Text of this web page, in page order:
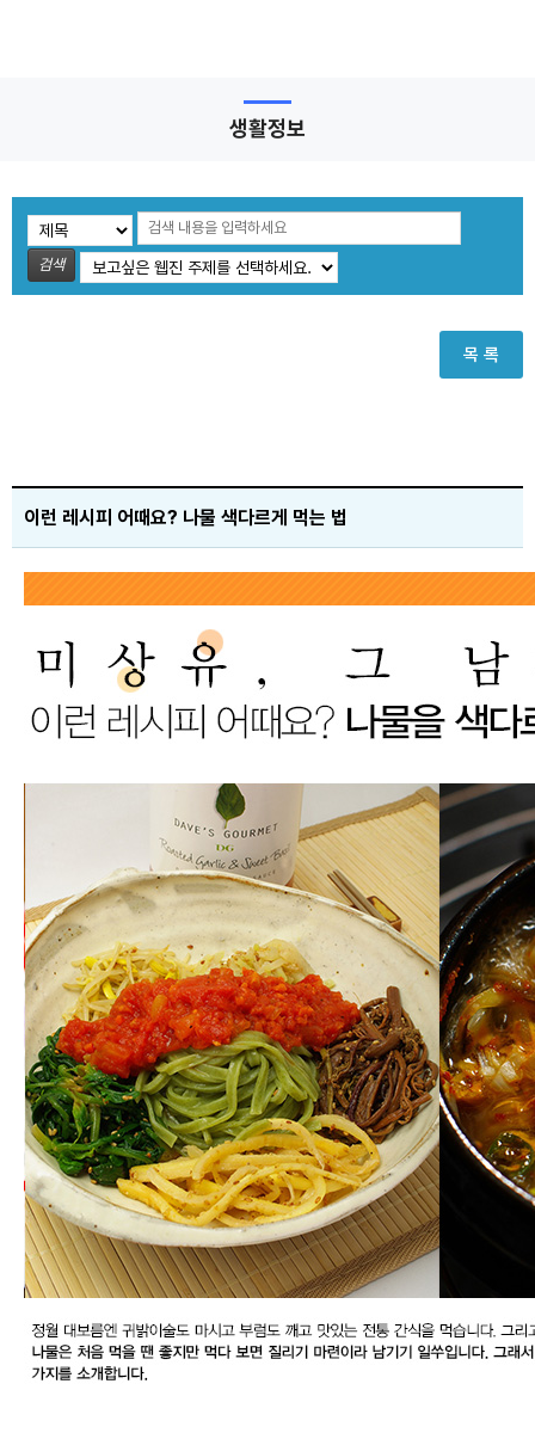
생활정보
검색
목 록
이런 레시피 어때요? 나물 색다르게 먹는 법